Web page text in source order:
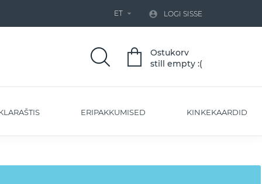
ET   LOGI SISSE
Ostukorv
still empty :(
ERIPAKKUMISED KINKEKAARDID